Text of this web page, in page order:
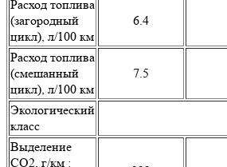
Расход топлива
(загородный
цикл), л/100 км
6.4
Расход топлива
(смешанный
цикл), л/100 км
7.5
Экологический
класс
Выделение
CO2, г/км :